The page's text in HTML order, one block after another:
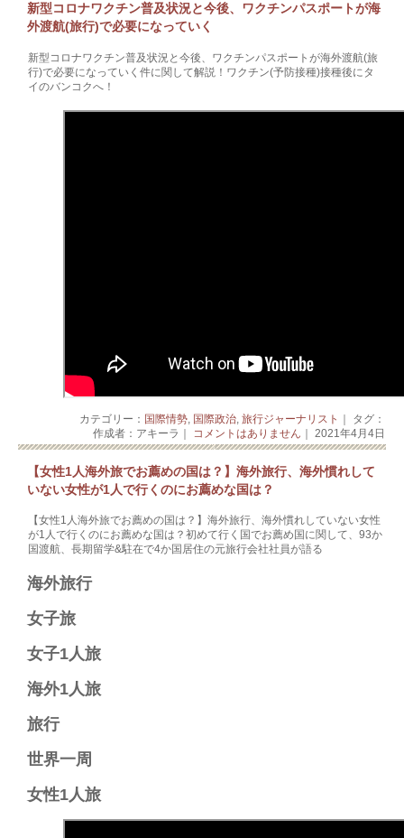
新型コロナワクチン普及状況と今後、ワクチンパスポートが海
外渡航(旅行)で必要になっていく
新型コロナワクチン普及状況と今後、ワクチンパスポートが海外渡航(旅
行)で必要になっていく件に関して解説！ワクチン(予防接種)接種後にタ
イのバンコクへ！
カテゴリー： 国際情勢, 国際政治, 旅行ジャーナリスト ｜ タグ：
作成者：アキーラ｜
コメントはありません ｜ 2021年4月4日
【女性1人海外旅でお薦めの国は？】海外旅行、海外慣れして
いない女性が1人で行くのにお薦めな国は？
【女性1人海外旅でお薦めの国は？】海外旅行、海外慣れしていない女性
が1人で行くのにお薦めな国は？初めて行く国でお薦め国に関して、93か
国渡航、長期留学&駐在で4か国居住の元旅行会社社員が語る
海外旅行​
女子旅​
女子1人旅​
海外1人旅​
旅行​
世界一周​
女性1人旅​